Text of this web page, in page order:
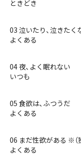
ときどき
03 泣いたり、泣きたく
よくある
04 夜、よく眠れない
いつも
05 食欲は、ふつうだ
よくある
06 まだ性欲がある ※（
よくある